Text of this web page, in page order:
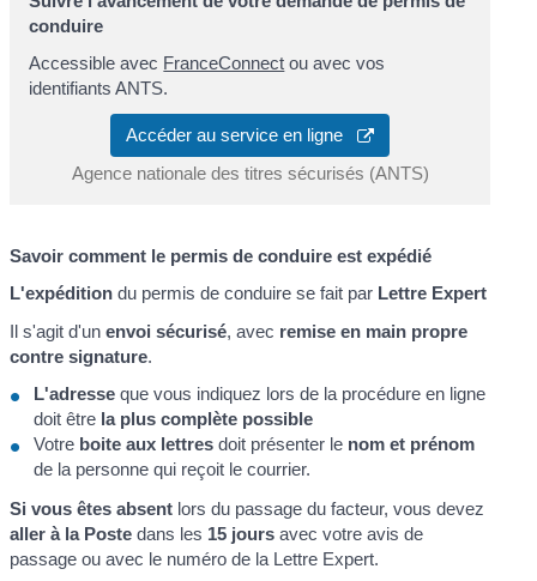
conduire
Accessible avec FranceConnect ou avec vos
identifiants ANTS.
Accéder au service en ligne
Agence nationale des titres sécurisés (ANTS)
Savoir comment le permis de conduire est expédié
L'expédition du permis de conduire se fait par Lettre Expert
Il s'agit d'unenvoi sécurisé, avec remise en main propre
contre signature.
L'adresse que vous indiquez lors de la procédure en ligne
doit être la plus complète possible
Votre boite aux lettres doit présenter le nom et prénom
de la personne qui reçoit le courrier.
Si vous êtes absent lors du passage du facteur, vous devez
aller à la Poste dans les 15 jours avec votre avis de
passage ou avec le numéro de la Lettre Expert.